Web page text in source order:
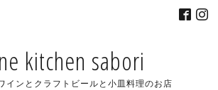
kitchen sabori
インとクラフトビールと小皿料理のお店